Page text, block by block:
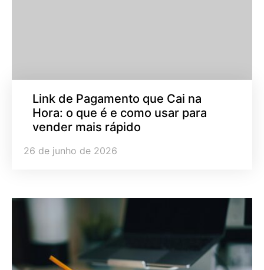
Link de Pagamento que Cai na
Hora: o que é e como usar para
vender mais rápido
26 de junho de 2026